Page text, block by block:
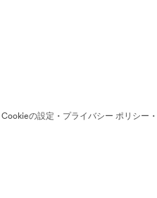
Cookieの設定 · プライバシー ポリシー ·